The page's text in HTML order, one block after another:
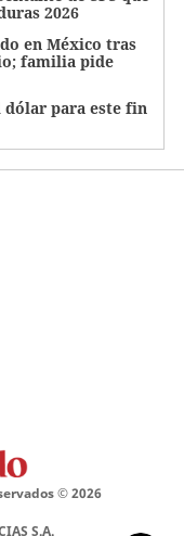
2026
en México tras
familia pide
dólar para este fin
©2026
S.A.